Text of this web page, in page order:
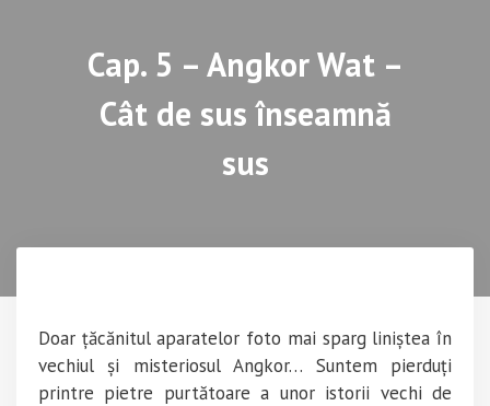
Cap. 5 – Angkor Wat –
Cât de sus înseamnă
sus
Doar țăcănitul aparatelor foto mai sparg liniștea în
vechiul și misteriosul Angkor… Suntem pierduți
printre pietre purtătoare a unor istorii vechi de